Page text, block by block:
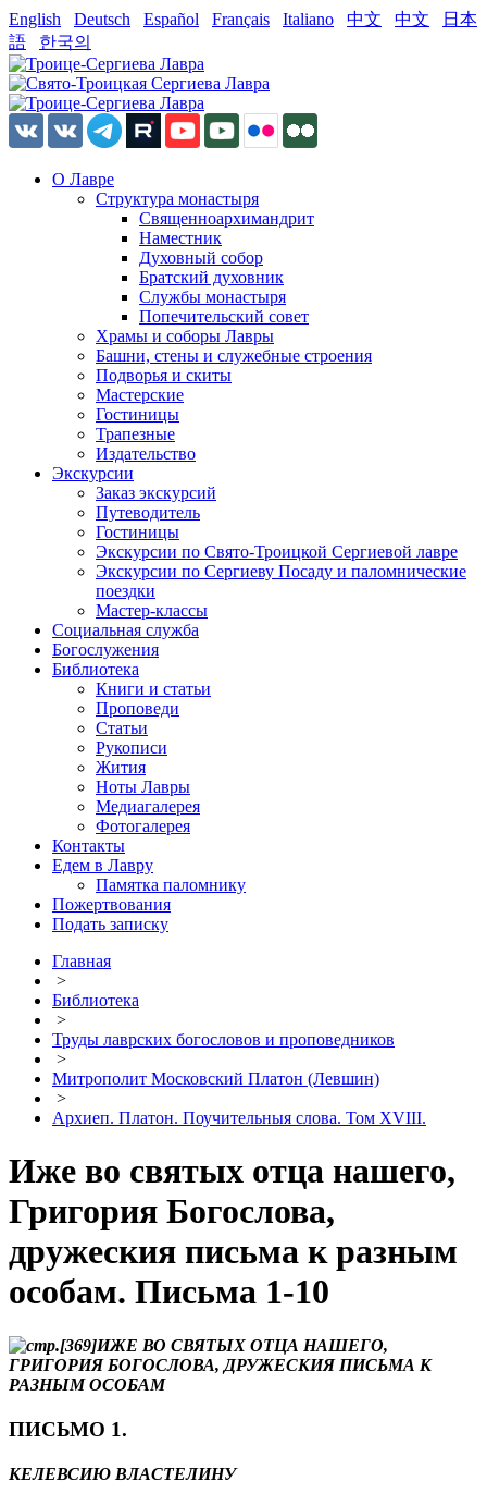
English Deutsch Español Français Italiano 中文 中文
日本
語
한국의
О Лавре
Структура монастыря
Священноархимандрит
Наместник
Духовный собор
Братский духовник
Службы монастыря
Попечительский совет
Храмы и соборы Лавры
Башни, стены и служебные строения
Подворья и скиты
Мастерские
Гостиницы
Трапезные
Издательство
Экскурсии
Заказ экскурсий
Путеводитель
Гостиницы
Экскурсии по Свято-Троицкой Сергиевой лавре
Экскурсии по Сергиеву Посаду и паломнические
поездки
Мастер-классы
Социальная служба
Богослужения
Библиотека
Книги и статьи
Проповеди
Статьи
Рукописи
Жития
Ноты Лавры
Медиагалерея
Фотогалерея
Контакты
Едем в Лавру
Памятка паломнику
Пожертвования
Подать записку
Главная
>
Библиотека
>
Труды лаврских богословов и проповедников
>
Митрополит Московский Платон (Левшин)
>
Архиеп. Платон. Поучительныя слова. Том XVIII.
Иже во святых отца нашего,
Григория Богослова,
дружеския письма к разным
особам. Письма 1-10
ИЖЕ ВО СВЯТЫХ ОТЦА НАШЕГО,
ГРИГОРИЯ БОГОСЛОВА, ДРУЖЕСКИЯ ПИСЬМА К
РАЗНЫМ ОСОБАМ
ПИСЬМО 1.
КЕЛЕВСИЮ ВЛАСТЕЛИНУ